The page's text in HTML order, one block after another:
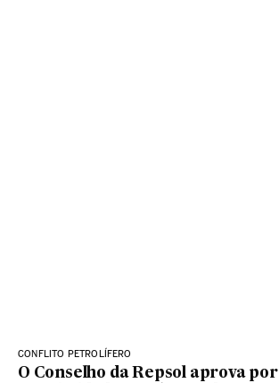
CONFLITO PETROLÍFERO
O Conselho da Repsol aprova por